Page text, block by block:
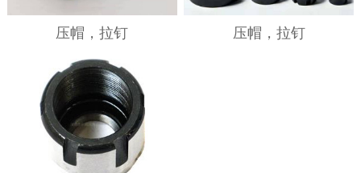
压帽，拉钉 压帽，拉钉